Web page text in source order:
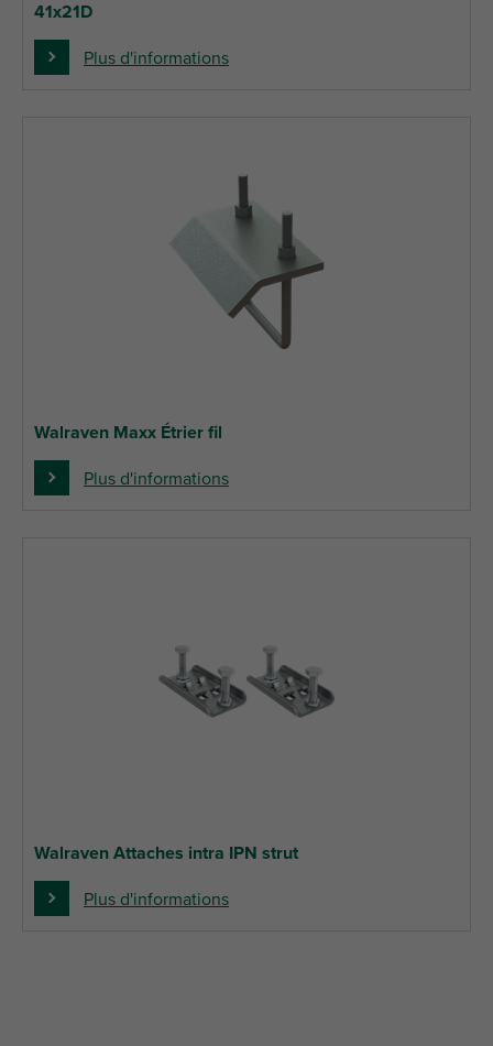
41x21D
Plus d'informations
Walraven Maxx Étrier fil
Plus d'informations
Walraven Attaches intra IPN strut
Plus d'informations